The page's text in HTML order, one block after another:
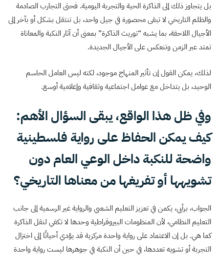
بل يتجاوز ذلك إلى الذاكرة الحية والتجربة اليومية. فحتى التجارب الصادمة
والظلم التاريخي لا تبقى محصورة في جيل واحد، بل تنتقل بشكل أو بآخر إلى
الأجيال اللاحقة، بما يشبه “توريث الذاكرة” بمعنى أن آثار النكبة والمعاناة
تمتد عبر الزمن وتنعكس على الأجيال الجديدة.
لذلك، يمكن القول إن تأثير المنهاج موجود، لكنه ليس العامل الحاسم
الوحيد، بل يتداخل مع عوامل اجتماعية وثقافية وإعلامية أوسع.
وفي ظل هذا الواقع، يبقى السؤال الأهم:
كيف يمكن الحفاظ على رواية فلسطينية
واضحة للنكبة داخل الوعي العام دون
تشويهها أو تفريغها من معناها التاريخي؟
الجواب، برأيي، يكمن في تعزيز التعليم الشعبي والرواية غير الرسمية إلى جانب
التعليم النظامي، لأن المنظومات البيروقراطية وحدها لا تكفي لنقل الذاكرة
كما هي. بل إن الاعتماد على رواية واحدة مركزية قد يؤدي أحيانًا إلى اختزال
التجربة أو تشويه تعددها، في حين أن النكبة في جوهرها ليست رواية واحدة